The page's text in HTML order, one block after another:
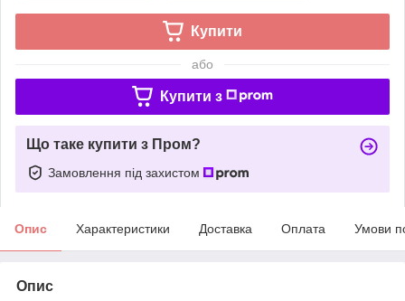
Купити
або
Купити з
Що таке купити з Пром?
Замовлення під захистом
Опис Характеристики Доставка Оплата Умови
Опис